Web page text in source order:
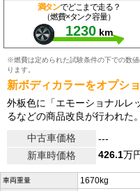
満タンでどこまで走る？
（燃費×タンク容量）
1230 km
※燃費は定められた試験条件の下での数
ります。
新ボディカラーをオプシ
外板色に「エモーショナルレ
るなどの商品改良が行われた
中古車価格
---
新車時価格
426.1万
車両重量 1670kg